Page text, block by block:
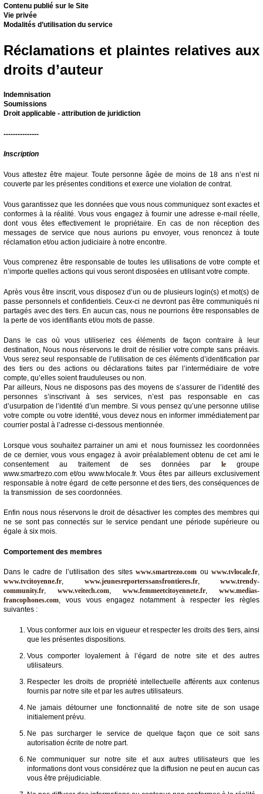
Contenu publié sur le Site
Vie privée
Modalités d’utilisation du service
Réclamations et plaintes relatives aux
droits d’auteur
Indemnisation
Soumissions
Droit applicable - attribution de juridiction
---------------
Inscription
Vous attestez être majeur. Toute personne âgée de moins de 18 ans n’est ni
couverte par les présentes conditions et exerce une violation de contrat.
Vous garantissez que les données que vous nous communiquez sont exactes et
conformes à la réalité. Vous vous engagez à fournir une adresse e-mail réelle,
dont vous êtes effectivement le propriétaire. En cas de non réception des
messages de service que nous aurions pu envoyer, vous renoncez à toute
réclamation et/ou action judiciaire à notre encontre.
Vous comprenez être responsable de toutes les utilisations de votre compte et
n’importe quelles actions qui vous seront disposées en utilisant votre compte.
Après vous être inscrit, vous disposez d’un ou de plusieurs login(s) et mot(s) de
passe personnels et confidentiels. Ceux-ci ne devront pas être communiqués ni
partagés avec des tiers. En aucun cas, nous ne pourrions être responsables de
la perte de vos identifiants et/ou mots de passe.
Dans le cas où vous utiliseriez ces éléments de façon contraire à leur
destination, Nous nous réservons le droit de résilier votre compte sans préavis.
Vous serez seul responsable de l’utilisation de ces éléments d’identification par
des tiers ou des actions ou déclarations faites par l’intermédiaire de votre
compte, qu’elles soient frauduleuses ou non.
Par ailleurs, Nous ne disposons pas des moyens de s’assurer de l’identité des
personnes s’inscrivant à ses services, n’est pas responsable en cas
d’usurpation de l’identité d’un membre. Si vous pensez qu’une personne utilise
votre compte ou votre identité, vous devez nous en informer immédiatement par
courrier postal à l’adresse ci-dessous mentionnée.
Lorsque vous souhaitez parrainer un ami et nous fournissez les coordonnées
de ce dernier, vous vous engagez à avoir préalablement obtenu de cet ami le
consentement au traitement de ses données par legroupe
www.smartrezo.com et/ou www.tvlocale.fr. Vous êtes par ailleurs exclusivement
responsable à notre égard de cette personne et des tiers, des conséquences de
la transmission de ses coordonnées.
Enfin nous nous réservons le droit de désactiver les comptes des membres qui
ne se sont pas connectés sur le service pendant une période supérieure ou
égale à six mois.
Comportement des membres
Dans le cadre de l’utilisation des siteswww.smartrezo.com ouwww.tvlocale.fr,
www.tvcitoyenne.fr, www.jeunesreporterssansfrontieres.fr, www.trendy-
community.fr, www.veitech.com, www.femmeetcitoyennete.fr, www.medias-
francophones.com, vous vous engagez notamment à respecter les règles
suivantes :
Vous conformer aux lois en vigueur et respecter les droits des tiers, ainsi
que les présentes dispositions.
Vous comporter loyalement à l’égard de notre site et des autres
utilisateurs.
Respecter les droits de propriété intellectuelle afférents aux contenus
fournis par notre site et par les autres utilisateurs.
Ne jamais détourner une fonctionnalité de notre site de son usage
initialement prévu.
Ne pas surcharger le service de quelque façon que ce soit sans
autorisation écrite de notre part.
Ne communiquer sur notre site et aux autres utilisateurs que les
informations dont vous considérez que la diffusion ne peut en aucun cas
vous être préjudiciable.